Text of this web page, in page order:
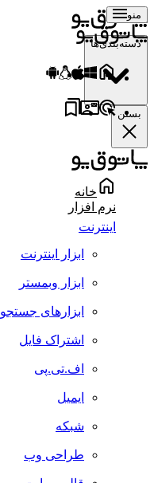
منو
دسته‌بندی‌ها
بستن
خانه
نرم افزار
اینترنت
ابزار اینترنت
ابزار وبمستر
ابزارهای جستجو
اشتراک فایل
اف.تی.پی
ایمیل
شبکه
طراحی وب